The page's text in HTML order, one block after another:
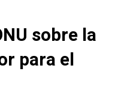
sobre la
para el